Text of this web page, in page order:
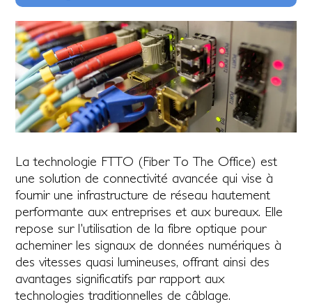
La technologie FTTO (Fiber To The Office) est
une solution de connectivité avancée qui vise à
fournir une infrastructure de réseau hautement
performante aux entreprises et aux bureaux. Elle
repose sur l'utilisation de la fibre optique pour
acheminer les signaux de données numériques à
des vitesses quasi lumineuses, offrant ainsi des
avantages significatifs par rapport aux
technologies traditionnelles de câblage.